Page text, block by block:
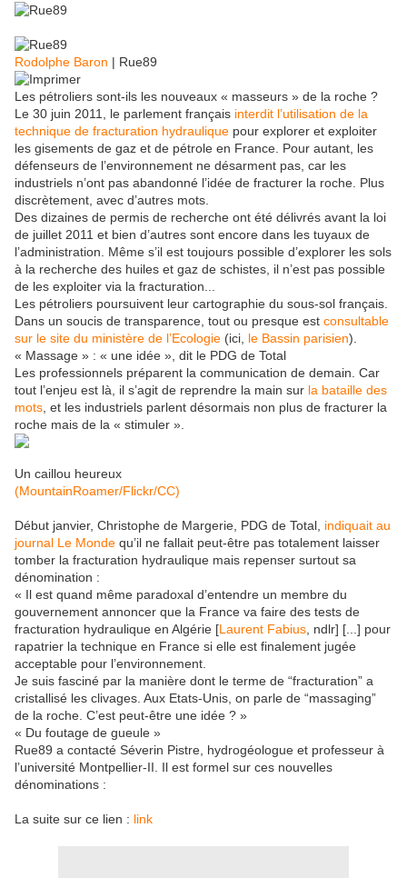
Rodolphe Baron | Rue89
Les pétroliers sont-ils les nouveaux « masseurs » de la roche ?
Le 30 juin 2011, le parlement français interdit l’utilisation de la
technique de fracturation hydraulique pour explorer et exploiter
les gisements de gaz et de pétrole en France. Pour autant, les
défenseurs de l’environnement ne désarment pas, car les
industriels n’ont pas abandonné l’idée de fracturer la roche. Plus
discrètement, avec d’autres mots.
Des dizaines de permis de recherche ont été délivrés avant la loi
de juillet 2011 et bien d’autres sont encore dans les tuyaux de
l’administration. Même s’il est toujours possible d’explorer les sols
à la recherche des huiles et gaz de schistes, il n’est pas possible
de les exploiter via la fracturation...
Les pétroliers poursuivent leur cartographie du sous-sol français.
Dans un soucis de transparence, tout ou presque est consultable
sur le site du ministère de l’Ecologie (ici, le Bassin parisien).
« Massage » : « une idée », dit le PDG de Total
Les professionnels préparent la communication de demain. Car
tout l’enjeu est là, il s’agit de reprendre la main sur la bataille des
mots , et les industriels parlent désormais non plus de fracturer la
roche mais de la « stimuler ».
Un caillou heureux
(MountainRoamer/Flickr/CC)
Début janvier, Christophe de Margerie, PDG de Total, indiquait au
journal Le Monde qu’il ne fallait peut-être pas totalement laisser
tomber la fracturation hydraulique mais repenser surtout sa
dénomination :
« Il est quand même paradoxal d’entendre un membre du
gouvernement annoncer que la France va faire des tests de
fracturation hydraulique en Algérie [Laurent Fabius , ndlr] [...] pour
rapatrier la technique en France si elle est finalement jugée
acceptable pour l’environnement.
Je suis fasciné par la manière dont le terme de “fracturation” a
cristallisé les clivages. Aux Etats-Unis, on parle de “massaging”
de la roche. C’est peut-être une idée ? »
« Du foutage de gueule »
Rue89 a contacté Séverin Pistre, hydrogéologue et professeur à
l’université Montpellier-II. Il est formel sur ces nouvelles
dénominations :
La suite sur ce lien : link